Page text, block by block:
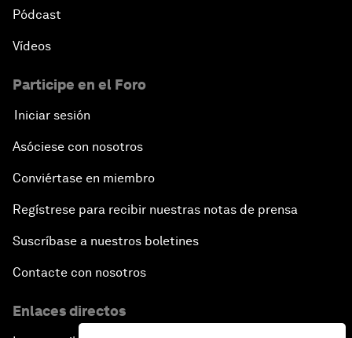
Pódcast
Vídeos
Participe en el Foro
Iniciar sesión
Asóciese con nosotros
Conviértase en miembro
Regístrese para recibir nuestras notas de prensa
Suscríbase a nuestros boletines
Contacte con nosotros
Enlaces directos